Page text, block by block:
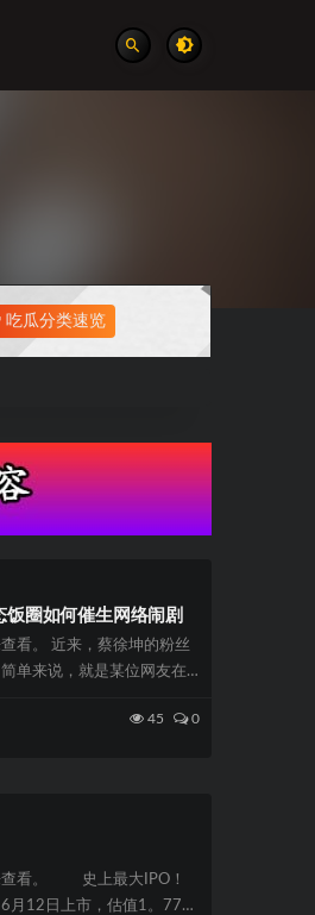
吃瓜分类速览
圈如何催生网络闹剧
看。 近来，蔡徐坤的粉丝
单来说，就是某位网友在
45 0
查看。 史上最大IPO！
月12日上市，估值1。77万